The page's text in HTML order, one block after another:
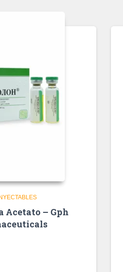
INYECTABLES
Acetato – Gph